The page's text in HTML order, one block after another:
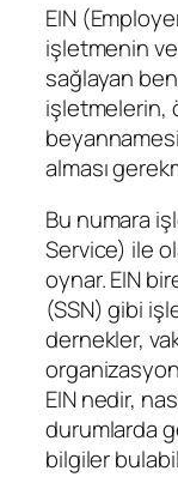
EIN
işletmenin
sağlayan
işletmelerin,
alması
Bu numara
Service) ile
oynar. EIN
(SSN) gibi
dernekler,
EIN nedir,
durumlarda
bilgiler